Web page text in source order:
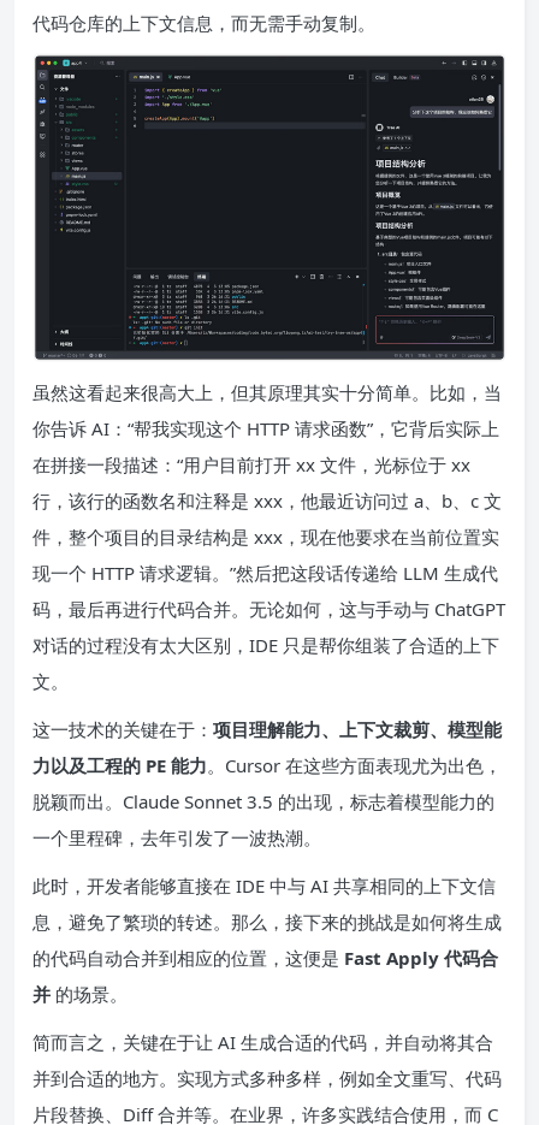
代码仓库的上下文信息，而无需手动复制。
虽然这看起来很高大上，但其原理其实十分简单。比如，当
你告诉 AI：“帮我实现这个 HTTP 请求函数”，它背后实际上
在拼接一段描述：“用户目前打开 xx 文件，光标位于 xx
行，该行的函数名和注释是 xxx，他最近访问过 a、b、c 文
件，整个项目的目录结构是 xxx，现在他要求在当前位置实
现一个 HTTP 请求逻辑。”然后把这段话传递给 LLM 生成代
码，最后再进行代码合并。无论如何，这与手动与 ChatGPT
对话的过程没有太大区别，IDE 只是帮你组装了合适的上下
文。
这一技术的关键在于： 项目理解能力、上下文裁剪、模型能
力以及工程的 PE 能力。Cursor 在这些方面表现尤为出色，
脱颖而出。Claude Sonnet 3.5 的出现，标志着模型能力的
一个里程碑，去年引发了一波热潮。
此时，开发者能够直接在 IDE 中与 AI 共享相同的上下文信
息，避免了繁琐的转述。那么，接下来的挑战是如何将生成
的代码自动合并到相应的位置，这便是 Fast Apply 代码合
并 的场景。
简而言之，关键在于让 AI 生成合适的代码，并自动将其合
并到合适的地方。实现方式多种多样，例如全文重写、代码
片段替换、Diff 合并等。在业界，许多实践结合使用，而 C